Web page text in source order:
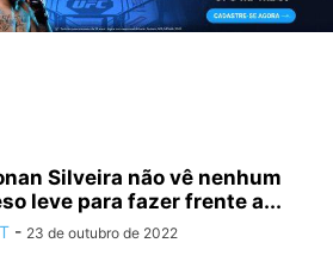
Silveira não vê nenhum
leve para fazer frente a...
- 23 de outubro de 2022